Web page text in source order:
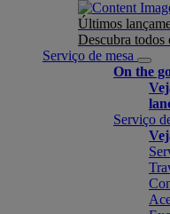
Últimos
Descubra todos
Serviço de mesa
On the
Serviço